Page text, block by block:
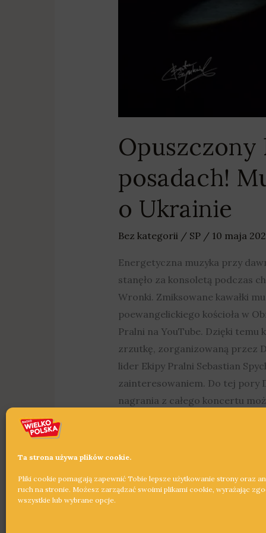
Ta strona używa plików cookie.
Pliki cookie pomagają zapewnić Tobie lepsze użytkowanie strony oraz
ruch na stronie. Możesz zarządzać swoimi plikami cookie, wyrażając
wszystkie lub wybrane opcje.
Opuszczony
posadach!
o Ukrainie
Bez kategorii / SP / 10 maja
Energetyczna muzyka przy
stanęło za konsoletą podczas
Wronki. Zmiksowane kawałki
poewangelickiego kościoła w
Pralni na YouTube. Dzięki temu
zrzutkę, zorganizowaną przez
lider Ekipy Pralni Sebastian
zainteresowaniem. Do tej pory
nagrania z całego koncertu